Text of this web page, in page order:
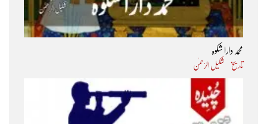
محمد دارا شکوہ
تاریخ شکیل الرّحمٰن